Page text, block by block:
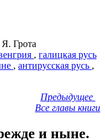
Грота
, галицкая русь
, антирусская русь ,
Предыдущее
Все главы книги
и ныне.